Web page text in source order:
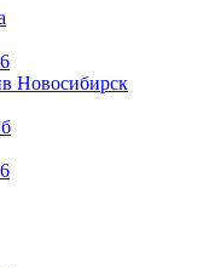
Новосибирск